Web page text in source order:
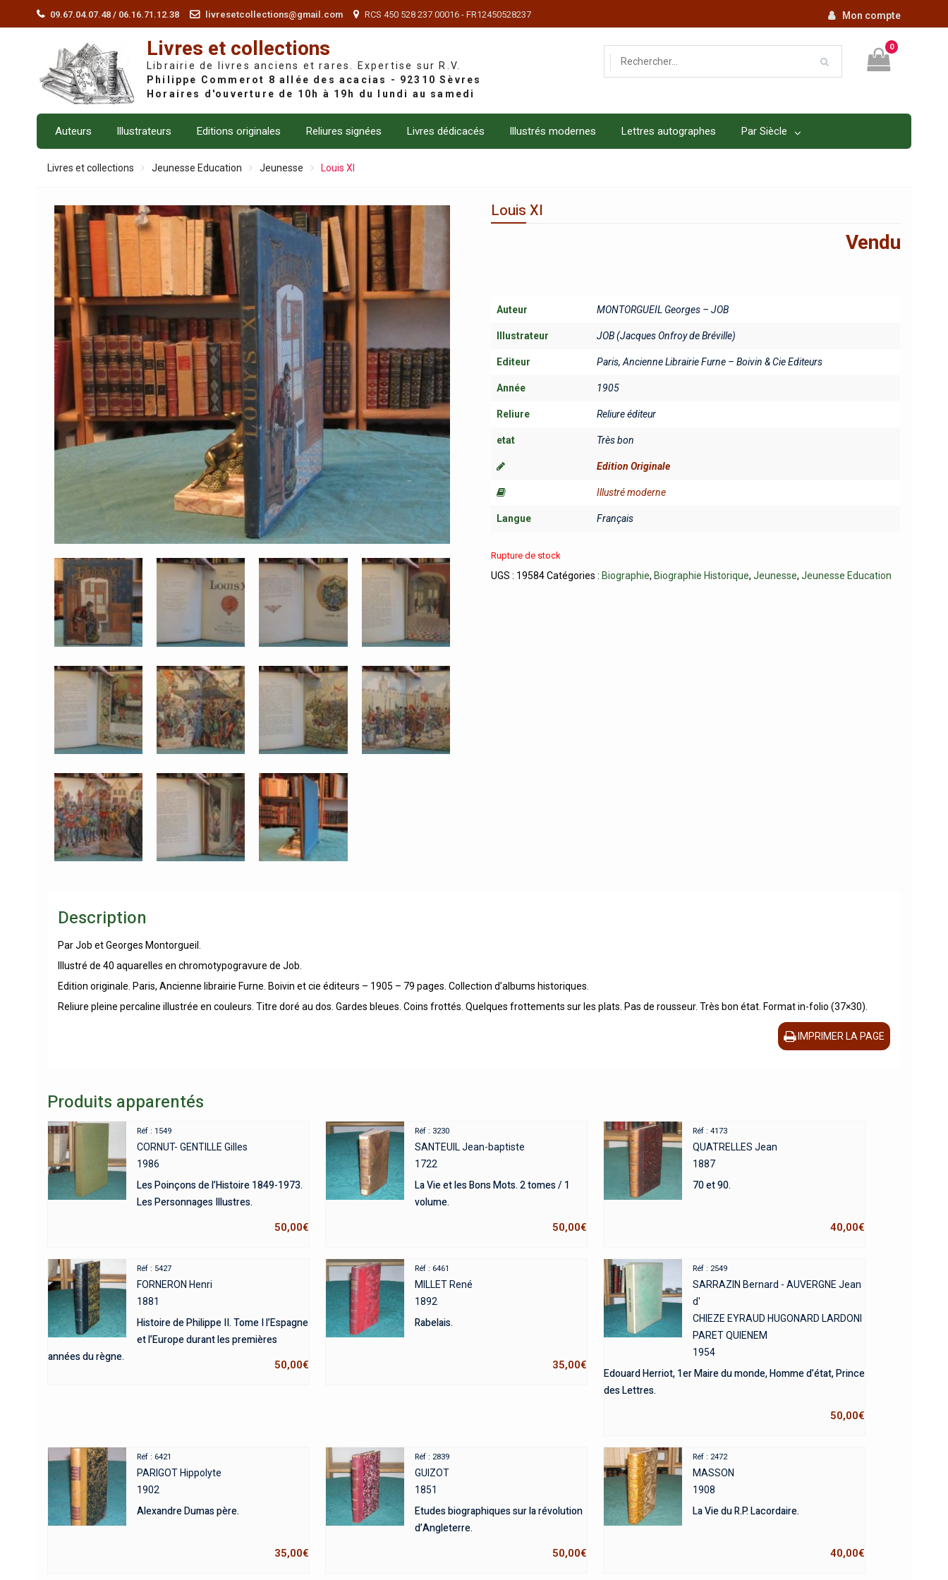
09.67.04.07.48 / 06.16.71.12.38 livresetcollections@gmail.com RCS 450 528 237 00016 - FR12450528237 Mon compte
Livres et collections
Librairie de livres anciens et rares. Expertise sur R.V.
0
Auteurs Illustrateurs Editions originales Reliures signées Livres dédicacés Illustrés modernes Lettres autographes Par Siècle
Livres et collections Jeunesse Education Jeunesse Louis XI
Louis XI
Vendu
Auteur MONTORGUEIL Georges – JOB
Illustrateur JOB (Jacques Onfroy de Bréville)
Editeur Paris, Ancienne Librairie Furne – Boivin & Cie Editeurs
Année 1905
Reliure Reliure éditeur
etat Très bon
Edition Originale
Illustré moderne
Langue Français
Rupture de stock
UGS : 19584 Catégories : Biographie, Biographie Historique,Jeunesse,Jeunesse Education
Description
Par Job et Georges Montorgueil.
Illustré de 40 aquarelles en chromotypogravure de Job.
Edition originale. Paris, Ancienne librairie Furne. Boivin et cie éditeurs – 1905 – 79 pages. Collection d’albums historiques.
Reliure pleine percaline illustrée en couleurs. Titre doré au dos. Gardes bleues. Coins frottés. Quelques frottements sur les plats. Pas de rousseur. Très bon état. Format in-folio (37×30).
IMPRIMER LA PAGE
Produits apparentés
Réf : 1549
CORNUT- GENTILLE Gilles
1986
Les Poinçons de l’Histoire 1849-1973.
Les Personnages Illustres.
50,00€
Réf : 3230
SANTEUIL Jean-baptiste
1722
La Vie et les Bons Mots. 2 tomes / 1
volume.
50,00€
Réf : 4173
QUATRELLES Jean
1887
70 et 90.
40,00€
Réf : 5427
FORNERON Henri
1881
Histoire de Philippe II. Tome I l’Espagne
et l’Europe durant les premières
années du règne.
50,00€
Réf : 6461
MILLET René
1892
Rabelais.
35,00€
Réf : 2549
SARRAZIN Bernard - AUVERGNE Jean
d'
CHIEZE EYRAUD HUGONARD LARDONI
PARET QUIENEM
1954
Edouard Herriot, 1er Maire du monde, Homme d’état, Prince
des Lettres.
50,00€
Réf : 6421
PARIGOT Hippolyte
1902
Alexandre Dumas père.
35,00€
Réf : 2839
GUIZOT
1851
Etudes biographiques sur la révolution
d’Angleterre.
50,00€
Réf : 2472
MASSON
1908
La Vie du R.P. Lacordaire.
40,00€